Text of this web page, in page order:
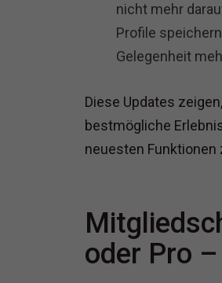
nicht mehr
Profile
Gelegenheit
Diese Updates
bestmögliche
neuesten Funktionen
oder Pro